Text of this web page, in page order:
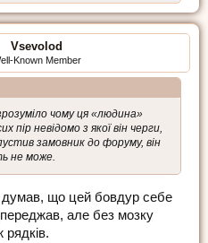
Vsevolod
Known Member
чому ця «людина»
пір невідомо з якої він черги,
замовник до форуму, він
не може.
думав, що цей бовдур себе
але без мозку